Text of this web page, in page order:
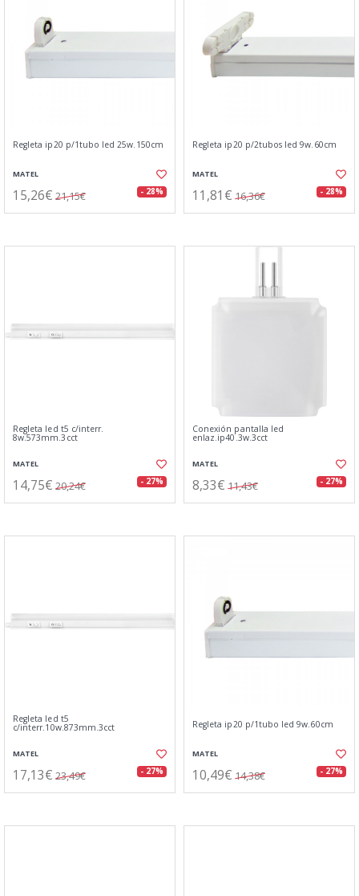
Regleta ip20 p/1tubo led 25w.150cm
MATEL
15,26€ 21,15€ - 28%
Regleta ip20 p/2tubos led 9w.60cm
MATEL
11,81€ 16,36€ - 28%
Regleta led t5 c/interr.
8w.573mm.3cct
MATEL
14,75€ 20,24€ - 27%
Conexión pantalla led
enlaz.ip40.3w.3cct
MATEL
8,33€ 11,43€ - 27%
Regleta led t5
c/interr.10w.873mm.3cct
MATEL
17,13€ 23,49€ - 27%
Regleta ip20 p/1tubo led 9w.60cm
MATEL
10,49€ 14,38€ - 27%